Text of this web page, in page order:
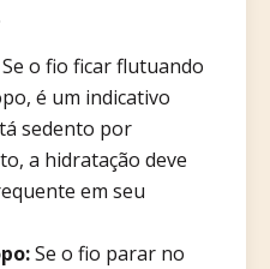
Se o fio ficar flutuando
é um indicativo
sedento por
a hidratação deve
em seu
Se o fio parar no